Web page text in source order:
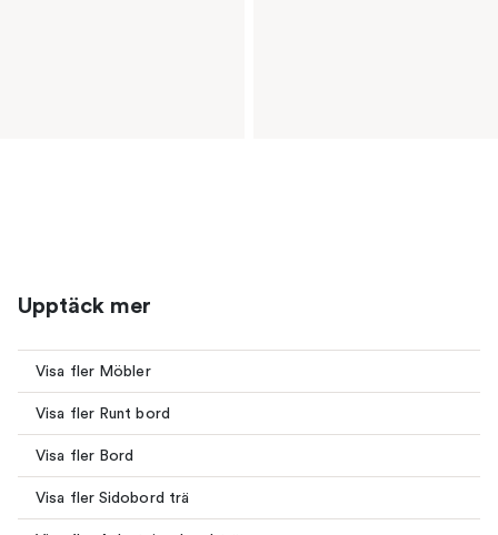
Upptäck mer
Visa fler Möbler
Visa fler Runt bord
Visa fler Bord
Visa fler Sidobord trä